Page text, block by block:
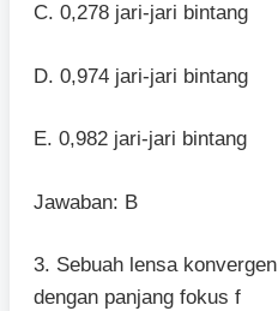
C. 0,278 jari-jari bintang
D. 0,974 jari-jari bintang
E. 0,982 jari-jari bintang
Jawaban: B
3. Sebuah lensa konvergen
dengan panjang fokus f